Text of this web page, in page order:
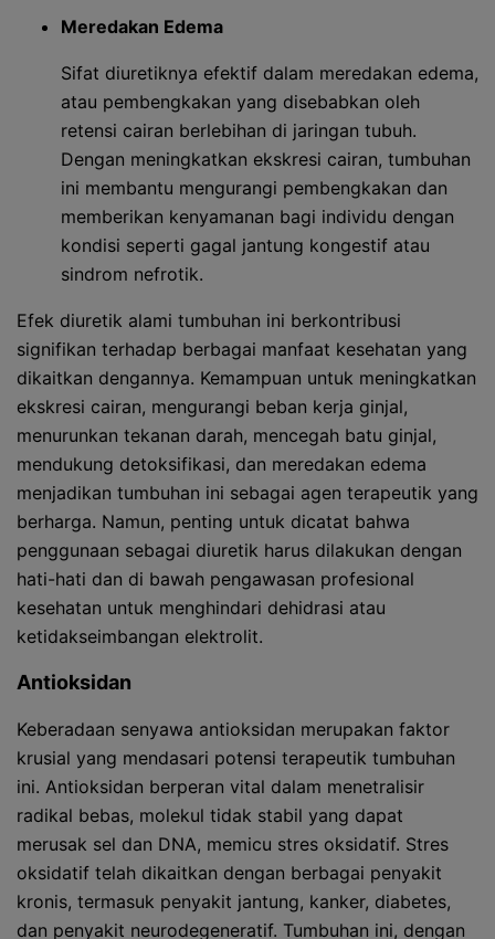
Meredakan Edema
Sifat diuretiknya efektif dalam meredakan edema,
atau pembengkakan yang disebabkan oleh
retensi cairan berlebihan di jaringan tubuh.
Dengan meningkatkan ekskresi cairan, tumbuhan
ini membantu mengurangi pembengkakan dan
memberikan kenyamanan bagi individu dengan
kondisi seperti gagal jantung kongestif atau
sindrom nefrotik.
Efek diuretik alami tumbuhan ini berkontribusi
signifikan terhadap berbagai manfaat kesehatan yang
dikaitkan dengannya. Kemampuan untuk meningkatkan
ekskresi cairan, mengurangi beban kerja ginjal,
menurunkan tekanan darah, mencegah batu ginjal,
mendukung detoksifikasi, dan meredakan edema
menjadikan tumbuhan ini sebagai agen terapeutik yang
berharga. Namun, penting untuk dicatat bahwa
penggunaan sebagai diuretik harus dilakukan dengan
hati-hati dan di bawah pengawasan profesional
kesehatan untuk menghindari dehidrasi atau
ketidakseimbangan elektrolit.
Antioksidan
Keberadaan senyawa antioksidan merupakan faktor
krusial yang mendasari potensi terapeutik tumbuhan
ini. Antioksidan berperan vital dalam menetralisir
radikal bebas, molekul tidak stabil yang dapat
merusak sel dan DNA, memicu stres oksidatif. Stres
oksidatif telah dikaitkan dengan berbagai penyakit
kronis, termasuk penyakit jantung, kanker, diabetes,
dan penyakit neurodegeneratif. Tumbuhan ini, dengan